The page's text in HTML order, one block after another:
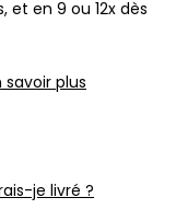
et en 9 ou 12x dès
savoir plus
je livré ?